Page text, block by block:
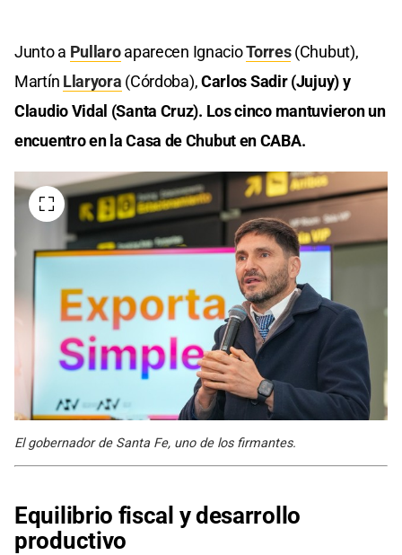
Junto a Pullaroaparecen IgnacioTorres(Chubut),
Martín Llaryora (Córdoba),Carlos Sadir (Jujuy) y
Claudio Vidal (Santa Cruz). Los cinco mantuvieron un
encuentro en la Casa de Chubut en CABA.
El gobernador de Santa Fe, uno de los firmantes.
Equilibrio fiscal y desarrollo
productivo